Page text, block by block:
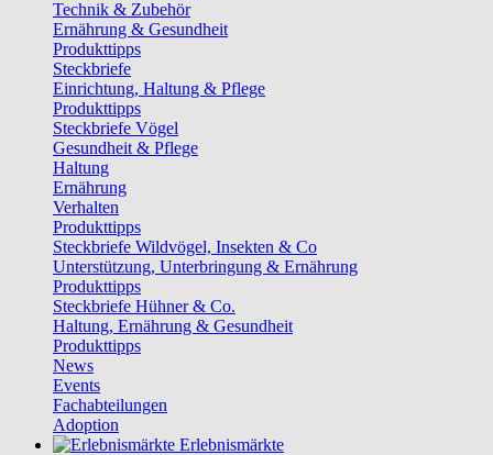
Technik & Zubehör
Ernährung & Gesundheit
Produkttipps
Steckbriefe
Einrichtung, Haltung & Pflege
Produkttipps
Steckbriefe Vögel
Gesundheit & Pflege
Haltung
Ernährung
Verhalten
Produkttipps
Steckbriefe Wildvögel, Insekten & Co
Unterstützung, Unterbringung & Ernährung
Produkttipps
Steckbriefe Hühner & Co.
Haltung, Ernährung & Gesundheit
Produkttipps
News
Events
Fachabteilungen
Adoption
Erlebnismärkte